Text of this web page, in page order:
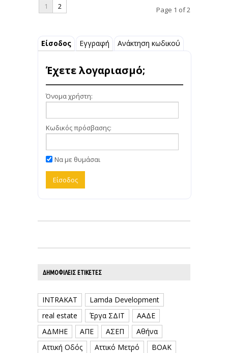
1 2 Page 1 of 2
Είσοδος Εγγραφή Ανάκτηση κωδικού
Έχετε λογαριασμό;
Όνομα χρήστη:
Κωδικός πρόσβασης:
Να με θυμάσαι
ΔΗΜΟΦΙΛΕΊΣ ΕΤΙΚΈΤΕΣ
INTRAKAT
Lamda Development
real estate
Έργα ΣΔΙΤ
ΑΑΔΕ
ΑΔΜΗΕ
ΑΠΕ ΑΣΕΠ
Αθήνα
Αττική Οδός
Αττικό Μετρό ΒΟΑΚ